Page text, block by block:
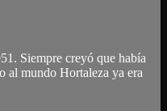
Siempre creyó que había
al mundo Hortaleza ya era